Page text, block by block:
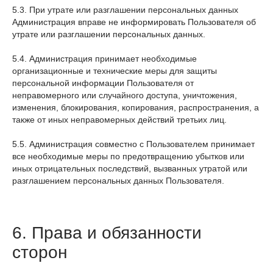
5.3. При утрате или разглашении персональных данных
Администрация вправе не информировать Пользователя об
утрате или разглашении персональных данных.
5.4. Администрация принимает необходимые
организационные и технические меры для защиты
персональной информации Пользователя от
неправомерного или случайного доступа, уничтожения,
изменения, блокирования, копирования, распространения, а
также от иных неправомерных действий третьих лиц.
5.5. Администрация совместно с Пользователем принимает
все необходимые меры по предотвращению убытков или
иных отрицательных последствий, вызванных утратой или
разглашением персональных данных Пользователя.
6. Права и обязанности
сторон